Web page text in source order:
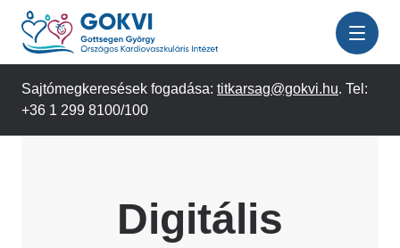
Ugrás
tartalomra
Sajtómegkeresések fogadása: titkarsag@gokvi.hu. Tel:
+36 1 299 8100/100
Digitális